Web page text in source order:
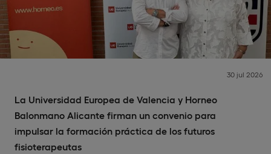
La Universidad Europea de Valencia y Horneo
Balonmano Alicante firman un convenio para
impulsar la formación práctica de los futuros
fisioterapeutas
30 jul 2026